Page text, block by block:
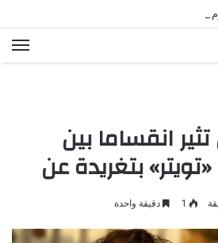
انقساما بين
بتغريدة عن
1 دقيقة واحدة